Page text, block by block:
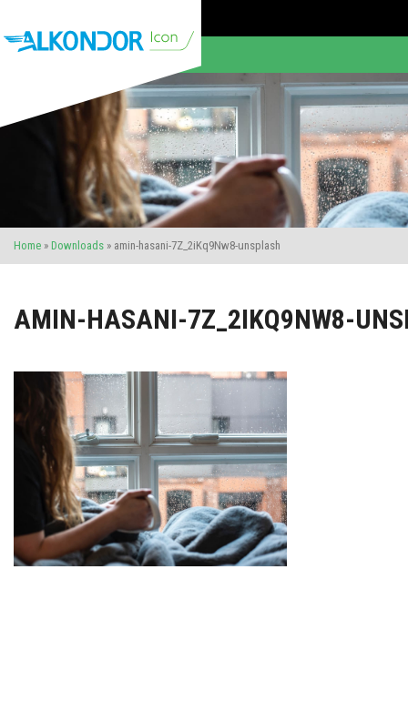
Home » Downloads » amin-hasani-7Z_2iKq9Nw8-unsplash
AMIN-HASANI-7Z_2IKQ9NW8-